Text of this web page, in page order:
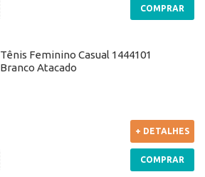
COMPRAR
Tênis Feminino Casual 1444101
Branco Atacado
+ DETALHES
COMPRAR